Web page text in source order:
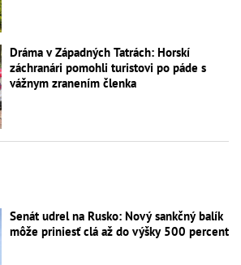
Dráma v Západných Tatrách: Horskí
záchranári pomohli turistovi po páde s
vážnym zranením členka
Senát udrel na Rusko: Nový sankčný balík
môže priniesť clá až do výšky 500 percent